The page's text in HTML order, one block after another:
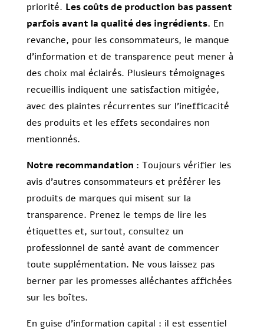
priorité. Les coûts de production bas passent
parfois avant la qualité des ingrédients. En
revanche, pour les consommateurs, le manque
d’information et de transparence peut mener à
des choix mal éclairés. Plusieurs témoignages
recueillis indiquent une satisfaction mitigée,
avec des plaintes récurrentes sur l’inefficacité
des produits et les effets secondaires non
mentionnés.
Notre recommandation : Toujours vérifier les
avis d’autres consommateurs et préférer les
produits de marques qui misent sur la
transparence. Prenez le temps de lire les
étiquettes et, surtout, consultez un
professionnel de santé avant de commencer
toute supplémentation. Ne vous laissez pas
berner par les promesses alléchantes affichées
sur les boîtes.
En guise d’information capital : il est essentiel